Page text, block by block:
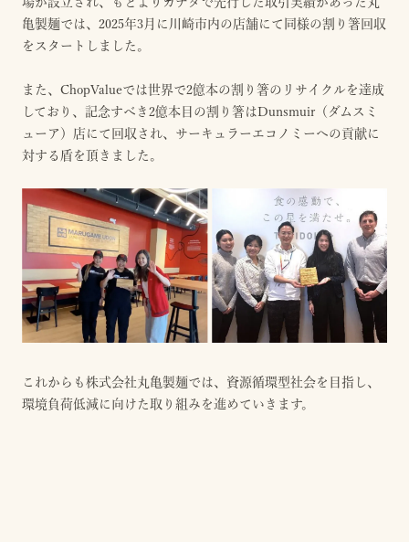
亀製麺では、2025年3月に川崎市内の店舗にて同様の割り箸回収
をスタートしました。
また、ChopValueでは世界で2億本の割り箸のリサイクルを達成
しており、記念すべき2億本目の割り箸はDunsmuir（ダムスミ
ューア）店にて回収され、サーキュラーエコノミーへの貢献に
対する盾を頂きました。
これからも株式会社丸亀製麺では、資源循環型社会を目指し、
環境負荷低減に向けた取り組みを進めていきます。